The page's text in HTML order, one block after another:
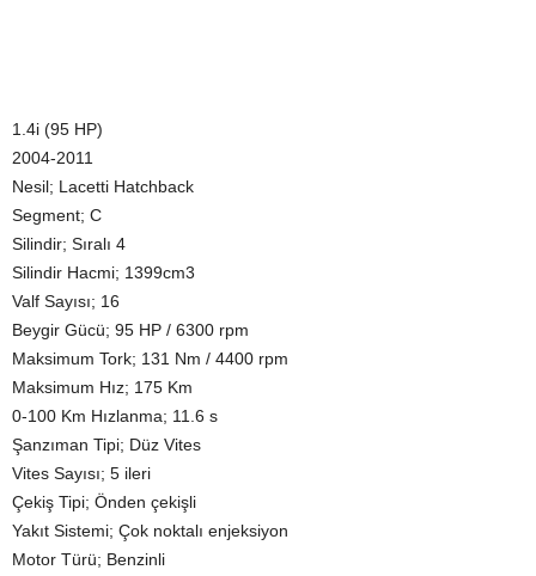
1.4i (95 HP)
2004-2011
Nesil; Lacetti Hatchback
Segment; C
Silindir; Sıralı 4
Silindir Hacmi; 1399cm3
Valf Sayısı; 16
Beygir Gücü; 95 HP / 6300 rpm
Maksimum Tork; 131 Nm / 4400 rpm
Maksimum Hız; 175 Km
0-100 Km Hızlanma; 11.6 s
Şanzıman Tipi; Düz Vites
Vites Sayısı; 5 ileri
Çekiş Tipi; Önden çekişli
Yakıt Sistemi; Çok noktalı enjeksiyon
Motor Türü; Benzinli